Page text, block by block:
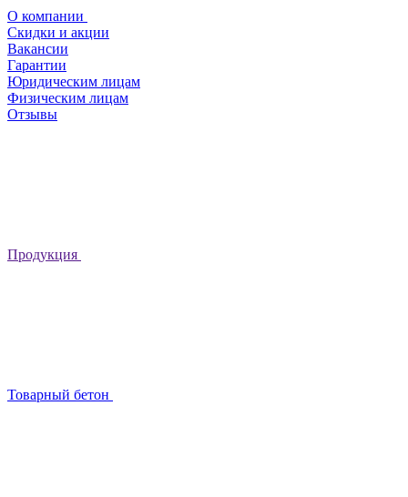
О компании
Скидки и акции
Вакансии
Гарантии
Юридическим лицам
Физическим лицам
Отзывы
Продукция
Товарный бетон